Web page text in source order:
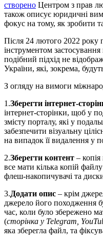
створено Центром з прав
також описує юридичні
фокус на тому, як зробити
Після 24 лютого 2022 року
інструментом застосування
подібний підхід не
України, які, зокрема,
З огляду на вимоги
1.Зберегти інтернет-
інтернет-сторінки, щоб у
змісту порталу, які у
забезпечити візуальну
на випадок її видалення у
2.Зберегти контент –
все мати кілька копій
флеш-накопичувачі та
3.Додати опис – крім
джерело його походження
час, коли було збережено
(сторінка у Telegram,
яка зберегла файл, та